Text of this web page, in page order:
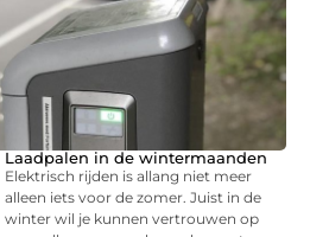
Laadpalen in de wintermaanden
Elektrisch rijden is allang niet meer
alleen iets voor de zomer. Juist in de
winter wil je kunnen vertrouwen op